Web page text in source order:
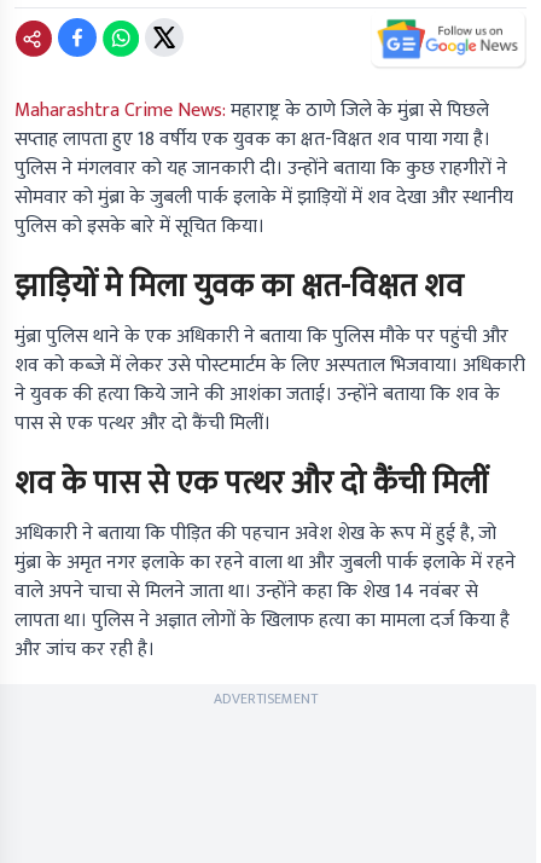
Maharashtra Crime News:महाराष्ट्र के ठाणे जिले के मुंब्रा से पिछले
सप्ताह लापता हुए 18 वर्षीय एक युवक का क्षत-विक्षत शव पाया गया है।
पुलिस ने मंगलवार को यह जानकारी दी। उन्होंने बताया कि कुछ राहगीरों ने
सोमवार को मुंब्रा के जुबली पार्क इलाके में झाड़ियों में शव देखा और स्थानीय
पुलिस को इसके बारे में सूचित किया।
झाड़ियों मे मिला युवक का क्षत-विक्षत शव
मुंब्रा पुलिस थाने के एक अधिकारी ने बताया कि पुलिस मौके पर पहुंची और
शव को कब्जे में लेकर उसे पोस्टमार्टम के लिए अस्पताल भिजवाया। अधिकारी
ने युवक की हत्या किये जाने की आशंका जताई। उन्होंने बताया कि शव के
पास से एक पत्थर और दो कैंची मिलीं।
शव के पास से एक पत्थर और दो कैंची मिलीं
अधिकारी ने बताया कि पीड़ित की पहचान अवेश शेख के रूप में हुई है, जो
मुंब्रा के अमृत नगर इलाके का रहने वाला था और जुबली पार्क इलाके में रहने
वाले अपने चाचा से मिलने जाता था। उन्होंने कहा कि शेख 14 नवंबर से
लापता था। पुलिस ने अज्ञात लोगों के खिलाफ हत्या का मामला दर्ज किया है
और जांच कर रही है।
ADVERTISEMENT